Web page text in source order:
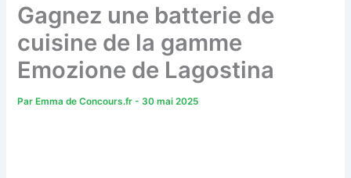
Gagnez une batterie de
cuisine de la gamme
Emozione de Lagostina
ParEmma de Concours.fr- 30 mai 2025